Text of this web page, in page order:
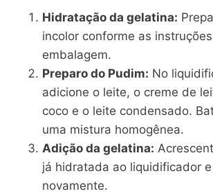
Hidratação da gelatina:
incolor conforme as
embalagem.
Preparo do Pudim: No
adicione o leite, o creme de
coco e o leite condensado.
uma mistura homogênea.
Adição da gelatina:
já hidratada ao liquidificador
novamente.